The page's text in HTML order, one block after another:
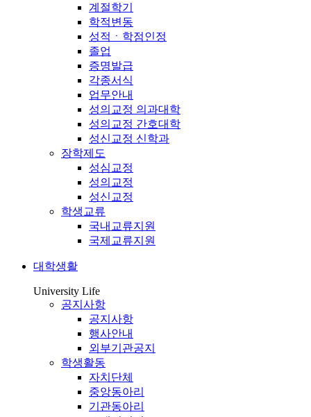
계절학기
학적변동
성적ㆍ학점인정
졸업
증명발급
각종서식
업무안내
성의교정 의과대학
성의교정 간호대학
성신교정 신학과
장학제도
성심교정
성의교정
성신교정
학생교류
국내교류지원
국제교류지원
대학생활
University Life
공지사항
공지사항
행사안내
외부기관공지
학생활동
자치단체
중앙동아리
기관동아리